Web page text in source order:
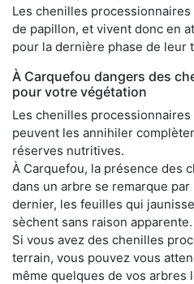
Les chenilles
de papillon, et vivent donc en
pour la dernière phase de leur
À Carquefou dangers des
pour votre végétation
Les chenilles
peuvent les annihiler
réserves nutritives.
À Carquefou, la présence des
dans un arbre se remarque
dernier, les feuilles qui
sèchent sans raison apparente.
Si vous avez des chenilles
terrain, vous pouvez vous
même quelques de vos arbres